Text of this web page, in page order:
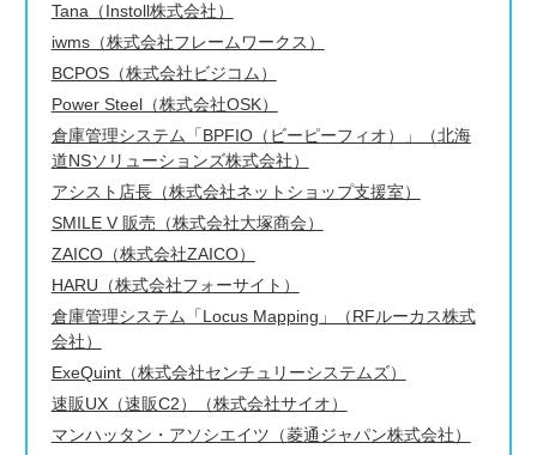
Tana（Instoll株式会社）
iwms（株式会社フレームワークス）
BCPOS（株式会社ビジコム）
Power Steel（株式会社OSK）
倉庫管理システム「BPFIO（ビーピーフィオ）」（北海
道NSソリューションズ株式会社）
アシスト店長（株式会社ネットショップ支援室）
SMILE V 販売（株式会社大塚商会）
ZAICO（株式会社ZAICO）
HARU（株式会社フォーサイト）
倉庫管理システム「Locus Mapping」（RFルーカス株式
会社）
ExeQuint（株式会社センチュリーシステムズ）
速販UX（速販C2）（株式会社サイオ）
マンハッタン・アソシエイツ（菱通ジャパン株式会社）